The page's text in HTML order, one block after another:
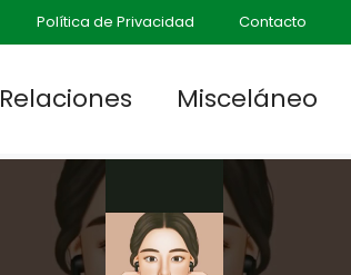
Política de Privacidad Contacto
Relaciones Misceláneo